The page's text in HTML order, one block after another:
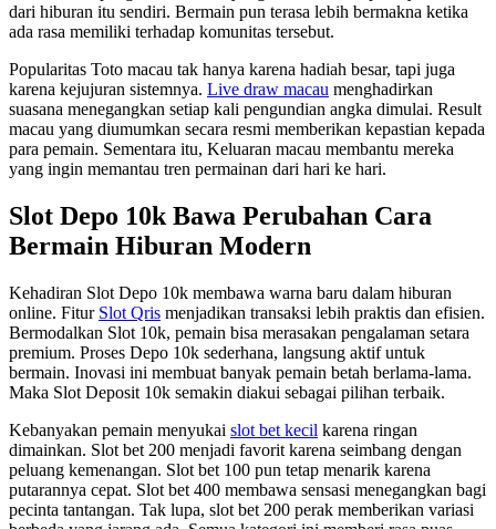
dari hiburan itu sendiri. Bermain pun terasa lebih bermakna ketika
ada rasa memiliki terhadap komunitas tersebut.
Popularitas Toto macau tak hanya karena hadiah besar, tapi juga
karena kejujuran sistemnya. Live draw macau menghadirkan
suasana menegangkan setiap kali pengundian angka dimulai. Result
macau yang diumumkan secara resmi memberikan kepastian kepada
para pemain. Sementara itu, Keluaran macau membantu mereka
yang ingin memantau tren permainan dari hari ke hari.
Slot Depo 10k Bawa Perubahan Cara
Bermain Hiburan Modern
Kehadiran Slot Depo 10k membawa warna baru dalam hiburan
online. Fitur Slot Qris menjadikan transaksi lebih praktis dan efisien.
Bermodalkan Slot 10k, pemain bisa merasakan pengalaman setara
premium. Proses Depo 10k sederhana, langsung aktif untuk
bermain. Inovasi ini membuat banyak pemain betah berlama-lama.
Maka Slot Deposit 10k semakin diakui sebagai pilihan terbaik.
Kebanyakan pemain menyukai slot bet kecil karena ringan
dimainkan. Slot bet 200 menjadi favorit karena seimbang dengan
peluang kemenangan. Slot bet 100 pun tetap menarik karena
putarannya cepat. Slot bet 400 membawa sensasi menegangkan bagi
pecinta tantangan. Tak lupa, slot bet 200 perak memberikan variasi